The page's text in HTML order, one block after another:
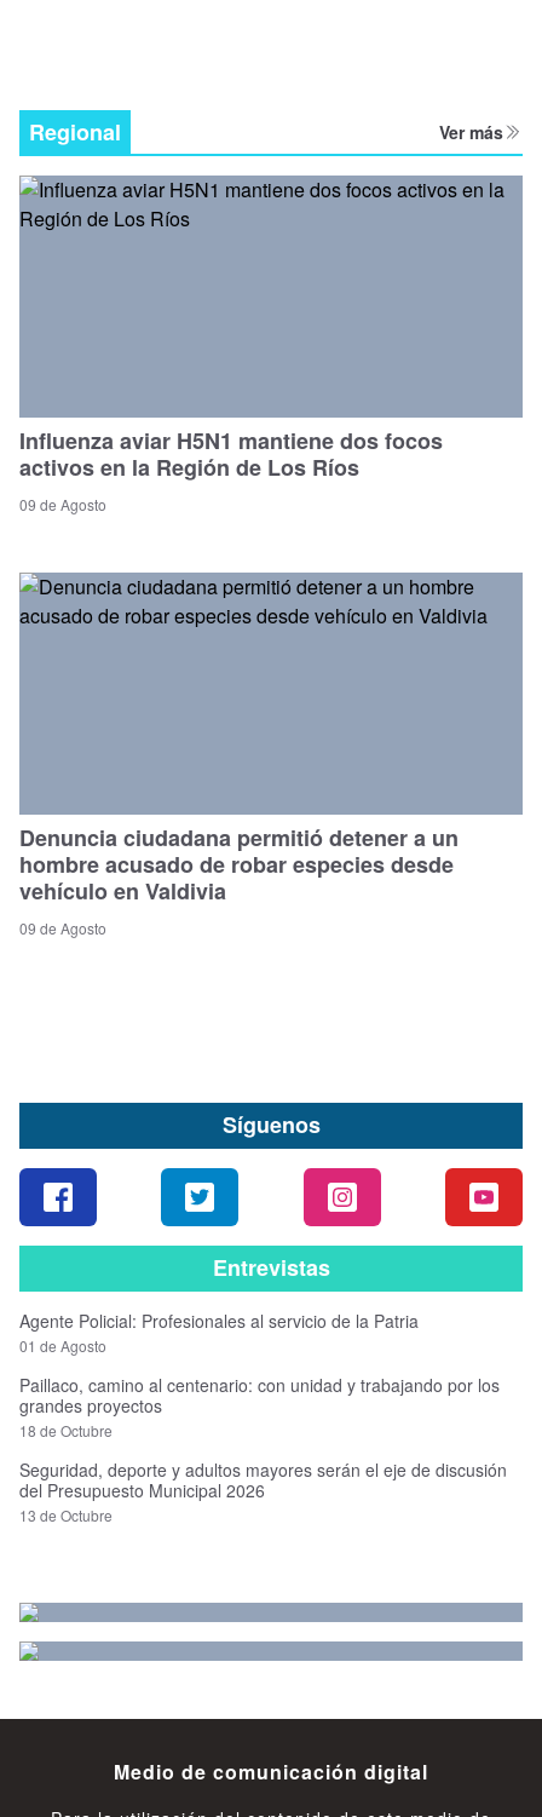
Regional Ver más
Influenza aviar H5N1 mantiene dos focos
activos en la Región de Los Ríos
09 de Agosto
Denuncia ciudadana permitió detener a un
hombre acusado de robar especies desde
vehículo en Valdivia
09 de Agosto
Síguenos
Entrevistas
Agente Policial: Profesionales al servicio de la Patria
01 de Agosto
Paillaco, camino al centenario: con unidad y trabajando por los
grandes proyectos
18 de Octubre
Seguridad, deporte y adultos mayores serán el eje de discusión
del Presupuesto Municipal 2026
13 de Octubre
Medio de comunicación digital